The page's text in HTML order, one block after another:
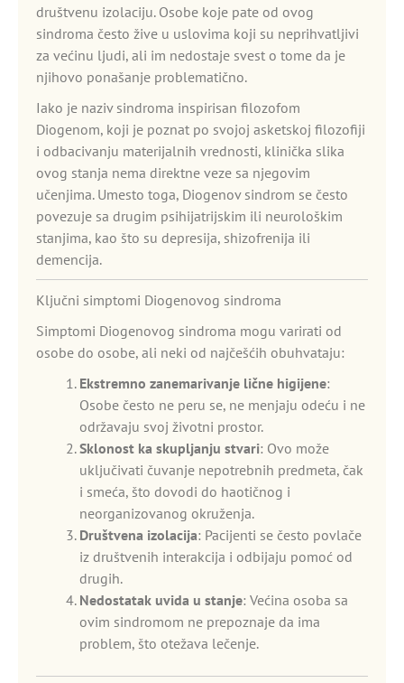
društvenu izolaciju. Osobe koje pate od ovog
sindroma često žive u uslovima koji su neprihvatljivi
za većinu ljudi, ali im nedostaje svest o tome da je
njihovo ponašanje problematično.
Iako je naziv sindroma inspirisan filozofom
Diogenom, koji je poznat po svojoj asketskoj filozofiji
i odbacivanju materijalnih vrednosti, klinička slika
ovog stanja nema direktne veze sa njegovim
učenjima. Umesto toga, Diogenov sindrom se često
povezuje sa drugim psihijatrijskim ili neurološkim
stanjima, kao što su depresija, shizofrenija ili
demencija.
Ključni simptomi Diogenovog sindroma
Simptomi Diogenovog sindroma mogu varirati od
osobe do osobe, ali neki od najčešćih obuhvataju:
Ekstremno zanemarivanje lične higijene:
Osobe često ne peru se, ne menjaju odeću i ne
održavaju svoj životni prostor.
Sklonost ka skupljanju stvari: Ovo može
uključivati čuvanje nepotrebnih predmeta, čak
i smeća, što dovodi do haotičnog i
neorganizovanog okruženja.
Društvena izolacija: Pacijenti se često povlače
iz društvenih interakcija i odbijaju pomoć od
drugih.
Nedostatak uvida u stanje: Većina osoba sa
ovim sindromom ne prepoznaje da ima
problem, što otežava lečenje.